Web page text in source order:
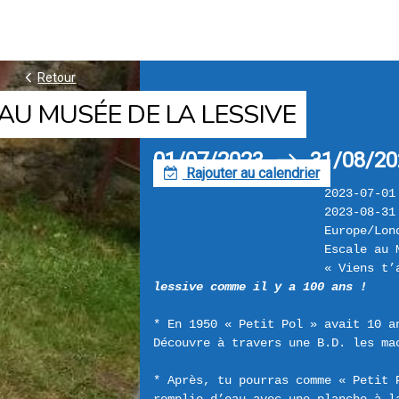
kRetour
MUSÉE DE LA LESSIVE
01/07/2023 h 31/08/
F Rajouter au calendrier
2023-07-01
2023-08-31
Europe/
Escale au
« Viens
lessive comme il y a 100 ans !
* En 1950 « Petit Pol » avait 10
Découvre à travers une B.D. les
* Après, tu pourras comme «